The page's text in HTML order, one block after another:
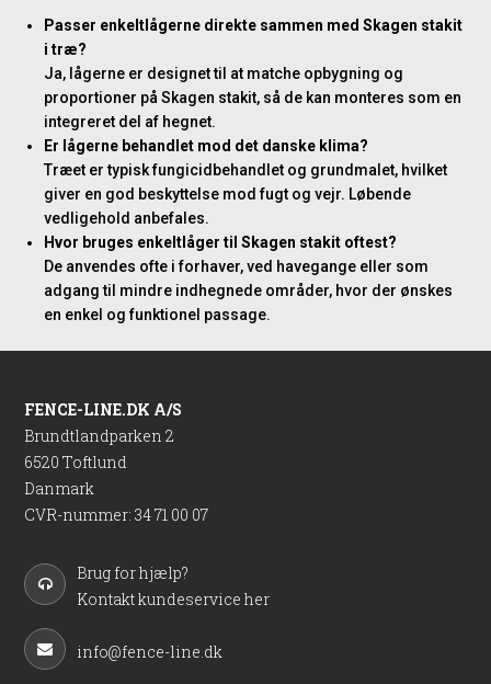
Passer enkeltlågerne direkte sammen med Skagen stakit
i træ?
Ja, lågerne er designet til at matche opbygning og
proportioner på Skagen stakit, så de kan monteres som en
integreret del af hegnet.
Er lågerne behandlet mod det danske klima?
Træet er typisk fungicidbehandlet og grundmalet, hvilket
giver en god beskyttelse mod fugt og vejr. Løbende
vedligehold anbefales.
Hvor bruges enkeltlåger til Skagen stakit oftest?
De anvendes ofte i forhaver, ved havegange eller som
adgang til mindre indhegnede områder, hvor der ønskes
en enkel og funktionel passage.
FENCE-LINE.DK A/S
Brundtlandparken 2
6520 Toftlund
Danmark
CVR-nummer: 34 71 00 07
Brug for hjælp?
Kontakt kundeservice her
info@fence-line.dk